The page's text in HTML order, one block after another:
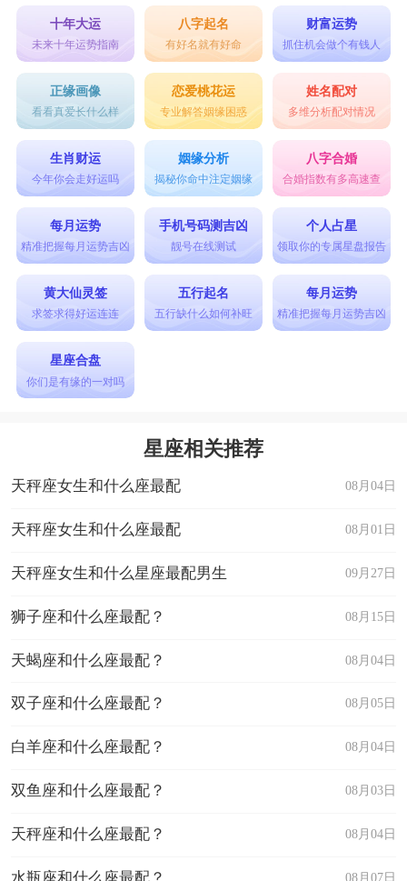
十年大运
未来十年运势指南
八字起名
有好名就有好命
财富运势
抓住机会做个有钱人
正缘画像
看看真爱长什么样
恋爱桃花运
专业解答姻缘困惑
姓名配对
多维分析配对情况
生肖财运
今年你会走好运吗
姻缘分析
揭秘你命中注定姻缘
八字合婚
合婚指数有多高速查
每月运势
精准把握每月运势吉凶
手机号码测吉凶
靓号在线测试
个人占星
领取你的专属星盘报告
黄大仙灵签
求签求得好运连连
五行起名
五行缺什么如何补旺
每月运势
精准把握每月运势吉凶
星座合盘
你们是有缘的一对吗
星座相关推荐
08月04日
天秤座女生和什么座最配
08月01日
天秤座女生和什么座最配
09月27日
天秤座女生和什么星座最配男生
08月15日
狮子座和什么座最配？
08月04日
天蝎座和什么座最配？
08月05日
双子座和什么座最配？
08月04日
白羊座和什么座最配？
08月03日
双鱼座和什么座最配？
08月04日
天秤座和什么座最配？
08月07日
水瓶座和什么座最配？